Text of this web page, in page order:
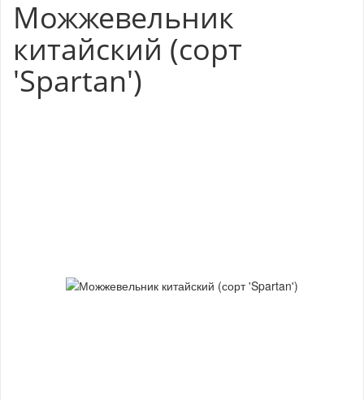
Можжевельник
китайский (сорт
'Spartan')